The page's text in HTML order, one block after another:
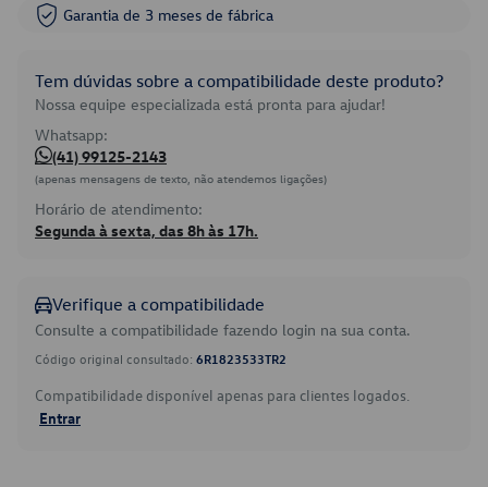
Garantia de 3 meses de fábrica
Tem dúvidas sobre a compatibilidade deste produto?
Nossa equipe especializada está pronta para ajudar!
Whatsapp:
(41) 99125-2143
(apenas mensagens de texto, não atendemos ligações)
Horário de atendimento:
Segunda à sexta, das 8h às 17h.
Verifique a compatibilidade
Consulte a compatibilidade fazendo login na sua conta.
Código original consultado: 6R1823533TR2
Compatibilidade disponível apenas para clientes logados.
Entrar